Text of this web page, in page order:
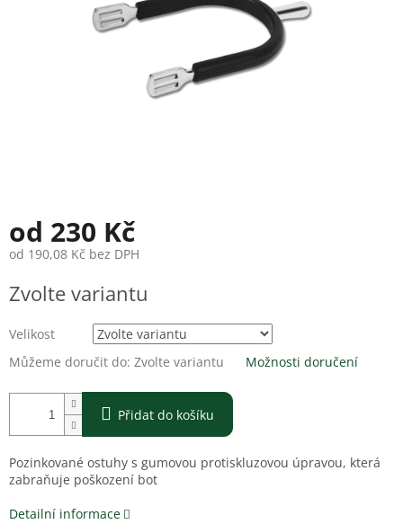
od 230 Kč
od 190,08 Kč bez DPH
cena:
Zvolte variantu
Velikost
Můžeme doručit do: Zvolte variantu Možnosti doručení
Přidat do košíku
Pozinkované ostuhy s gumovou protiskluzovou úpravou, která
zabraňuje poškození bot
Detailní informace